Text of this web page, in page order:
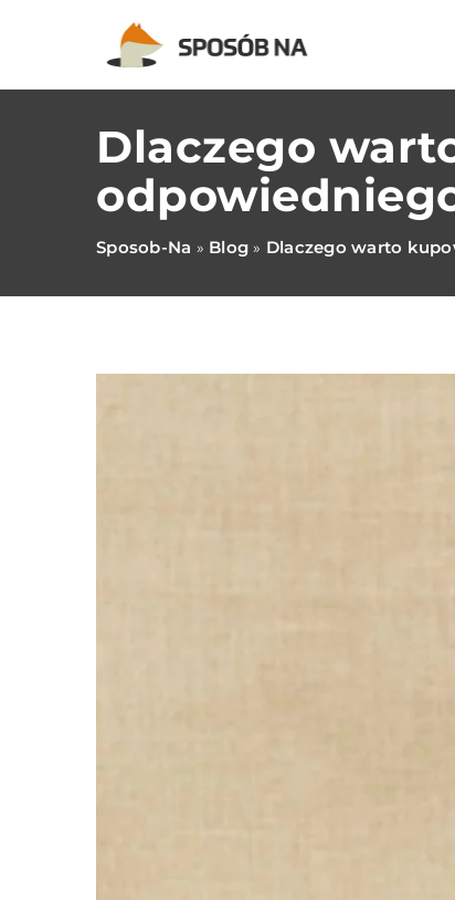
Dlaczego
Sposob-Na » Blog » Dlaczego warto